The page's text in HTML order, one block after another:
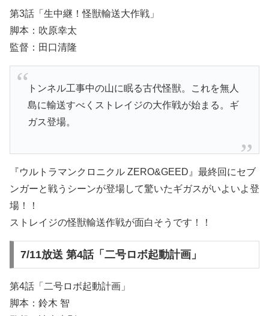
第3話「生中継！怪獣輸送大作戦」
脚本：吹原幸太
監督：田口清隆
トンネル工事中の山に眠る古代怪獣。これを無人
島に輸送すべくストレイジの大作戦が始まる。ギ
ガス登場。
『ウルトラマンクロニクル ZERO&GEED』最終回にセブ
ンガーと戦うシーンが登場して驚いたギガスがいよいよ登
場！！
ストレイジの怪獣輸送作戦が面白そうです！！
7/11放送 第4話「二号ロボ起動計画」
第4話「二号ロボ起動計画」
脚本：鈴木 智